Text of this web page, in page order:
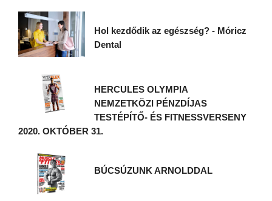
Hol kezdődik az egészség? - Móricz
Dental
HERCULES OLYMPIA
NEMZETKÖZI PÉNZDÍJAS
TESTÉPÍTŐ- ÉS FITNESSVERSENY
2020. OKTÓBER 31.
BÚCSÚZUNK ARNOLDDAL